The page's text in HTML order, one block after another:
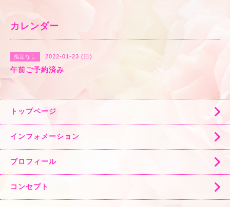
カレンダー
指定なし 2022-01-23 (日)
午前ご予約済み
トップページ
インフォメーション
プロフィール
コンセプト